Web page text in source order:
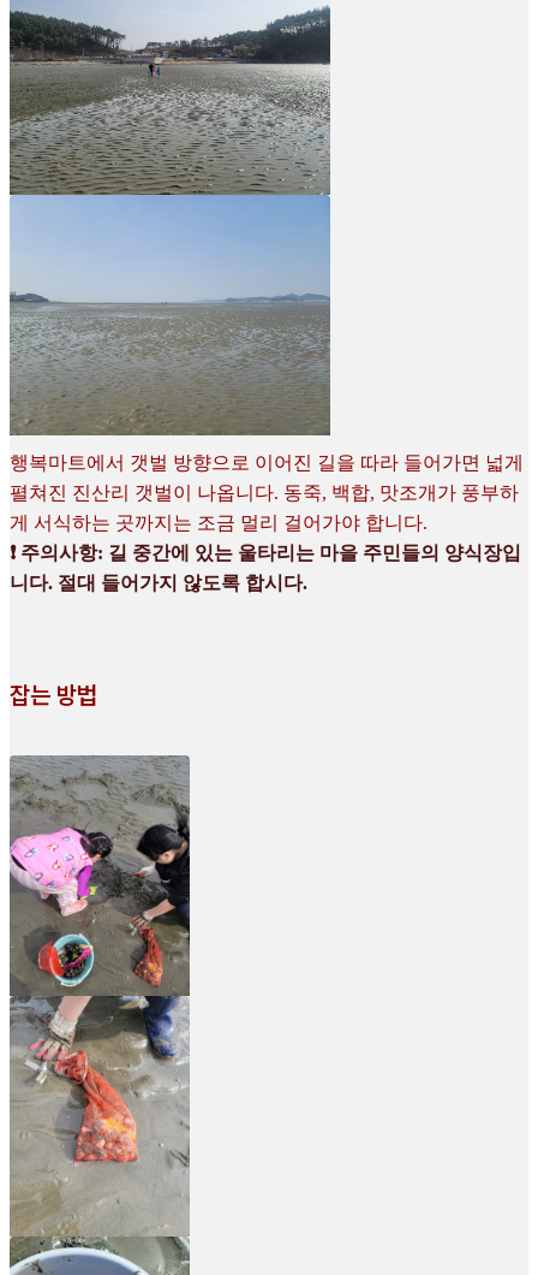
행복마트에서 갯벌 방향으로 이어진 길을 따라 들어가면 넓게
펼쳐진 진산리 갯벌이 나옵니다. 동죽, 백합, 맛조개가 풍부하
게 서식하는 곳까지는 조금 멀리 걸어가야 합니다.
❗ 주의사항: 길 중간에 있는 울타리는 마을 주민들의 양식장입
니다. 절대 들어가지 않도록 합시다.
잡는 방법